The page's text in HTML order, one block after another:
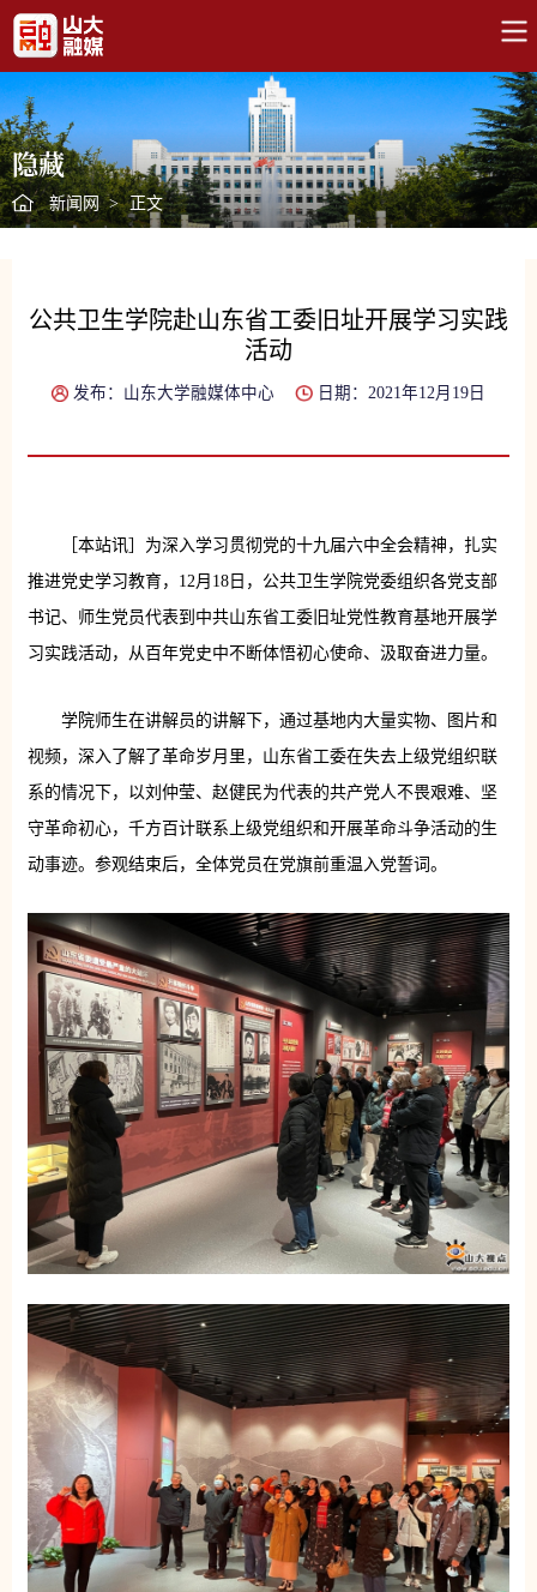
隐藏
新闻网 > 正文
公共卫生学院赴山东省工委旧址开展学习实践
活动
发布：山东大学融媒体中心 日期：2021年12月19日
［本站讯］为深入学习贯彻党的十九届六中全会精神，扎实
推进党史学习教育，12月18日，公共卫生学院党委组织各党支部
书记、师生党员代表到中共山东省工委旧址党性教育基地开展学
习实践活动，从百年党史中不断体悟初心使命、汲取奋进力量。
学院师生在讲解员的讲解下，通过基地内大量实物、图片和
视频，深入了解了革命岁月里，山东省工委在失去上级党组织联
系的情况下，以刘仲莹、赵健民为代表的共产党人不畏艰难、坚
守革命初心，千方百计联系上级党组织和开展革命斗争活动的生
动事迹。参观结束后，全体党员在党旗前重温入党誓词。